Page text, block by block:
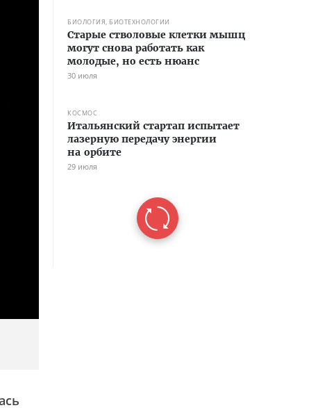
БИОЛОГИЯ, БИОТЕХНОЛОГИИ
Старые стволовые клетки мышц
могут снова работать как
молодые, но есть нюанс
30 июля
КОСМОС
Итальянский стартап испытает
лазерную передачу энергии
на орбите
29 июля